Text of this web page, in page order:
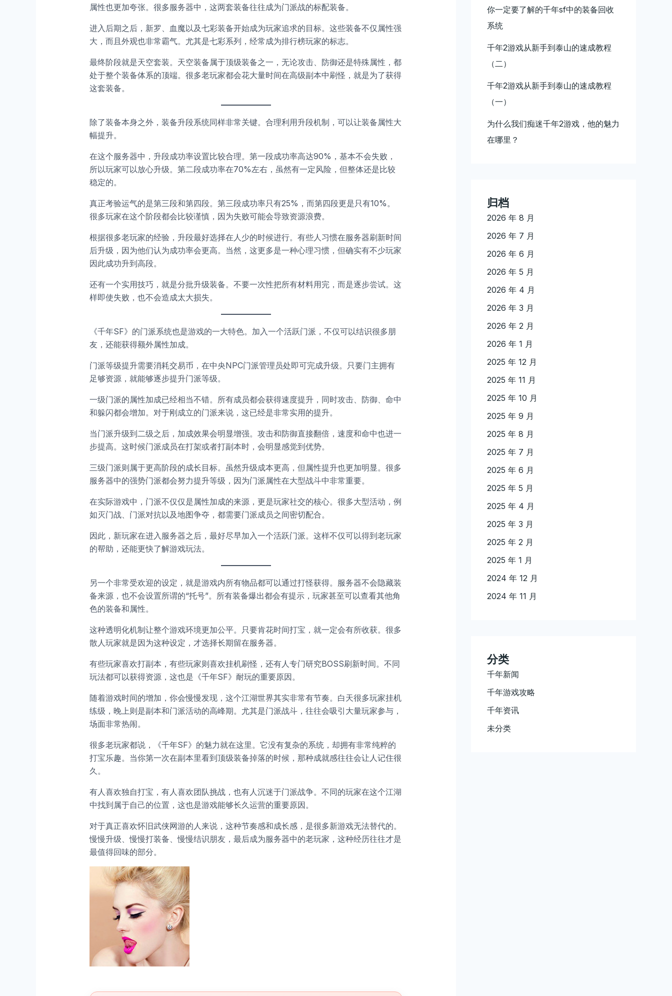
属性也更加夸张。很多服务器中，这两套装备往往成为门派战的标配装备。
进入后期之后，新罗、血魔以及七彩装备开始成为玩家追求的目标。这些装备不仅属性强
大，而且外观也非常霸气。尤其是七彩系列，经常成为排行榜玩家的标志。
最终阶段就是天空套装。天空装备属于顶级装备之一，无论攻击、防御还是特殊属性，都
处于整个装备体系的顶端。很多老玩家都会花大量时间在高级副本中刷怪，就是为了获得
这套装备。
除了装备本身之外，装备升段系统同样非常关键。合理利用升段机制，可以让装备属性大
幅提升。
在这个服务器中，升段成功率设置比较合理。第一段成功率高达90%，基本不会失败，
所以玩家可以放心升级。第二段成功率在70%左右，虽然有一定风险，但整体还是比较
稳定的。
真正考验运气的是第三段和第四段。第三段成功率只有25%，而第四段更是只有10%。
很多玩家在这个阶段都会比较谨慎，因为失败可能会导致资源浪费。
根据很多老玩家的经验，升段最好选择在人少的时候进行。有些人习惯在服务器刷新时间
后升级，因为他们认为成功率会更高。当然，这更多是一种心理习惯，但确实有不少玩家
因此成功升到高段。
还有一个实用技巧，就是分批升级装备。不要一次性把所有材料用完，而是逐步尝试。这
样即使失败，也不会造成太大损失。
《千年SF》的门派系统也是游戏的一大特色。加入一个活跃门派，不仅可以结识很多朋
友，还能获得额外属性加成。
门派等级提升需要消耗交易币，在中央NPC门派管理员处即可完成升级。只要门主拥有
足够资源，就能够逐步提升门派等级。
一级门派的属性加成已经相当不错。所有成员都会获得速度提升，同时攻击、防御、命中
和躲闪都会增加。对于刚成立的门派来说，这已经是非常实用的提升。
当门派升级到二级之后，加成效果会明显增强。攻击和防御直接翻倍，速度和命中也进一
步提高。这时候门派成员在打架或者打副本时，会明显感觉到优势。
三级门派则属于更高阶段的成长目标。虽然升级成本更高，但属性提升也更加明显。很多
服务器中的强势门派都会努力提升等级，因为门派属性在大型战斗中非常重要。
在实际游戏中，门派不仅仅是属性加成的来源，更是玩家社交的核心。很多大型活动，例
如灭门战、门派对抗以及地图争夺，都需要门派成员之间密切配合。
因此，新玩家在进入服务器之后，最好尽早加入一个活跃门派。这样不仅可以得到老玩家
的帮助，还能更快了解游戏玩法。
另一个非常受欢迎的设定，就是游戏内所有物品都可以通过打怪获得。服务器不会隐藏装
备来源，也不会设置所谓的“托号”。所有装备爆出都会有提示，玩家甚至可以查看其他角
色的装备和属性。
这种透明化机制让整个游戏环境更加公平。只要肯花时间打宝，就一定会有所收获。很多
散人玩家就是因为这种设定，才选择长期留在服务器。
有些玩家喜欢打副本，有些玩家则喜欢挂机刷怪，还有人专门研究BOSS刷新时间。不同
玩法都可以获得资源，这也是《千年SF》耐玩的重要原因。
随着游戏时间的增加，你会慢慢发现，这个江湖世界其实非常有节奏。白天很多玩家挂机
练级，晚上则是副本和门派活动的高峰期。尤其是门派战斗，往往会吸引大量玩家参与，
场面非常热闹。
很多老玩家都说，《千年SF》的魅力就在这里。它没有复杂的系统，却拥有非常纯粹的
打宝乐趣。当你第一次在副本里看到顶级装备掉落的时候，那种成就感往往会让人记住很
久。
有人喜欢独自打宝，有人喜欢团队挑战，也有人沉迷于门派战争。不同的玩家在这个江湖
中找到属于自己的位置，这也是游戏能够长久运营的重要原因。
对于真正喜欢怀旧武侠网游的人来说，这种节奏感和成长感，是很多新游戏无法替代的。
慢慢升级、慢慢打装备、慢慢结识朋友，最后成为服务器中的老玩家，这种经历往往才是
最值得回味的部分。
你一定要了解的千年sf中的装备回收
系统
千年2游戏从新手到泰山的速成教程
（二）
千年2游戏从新手到泰山的速成教程
（一）
为什么我们痴迷千年2游戏，他的魅力
在哪里？
归档
2026 年 8 月
2026 年 7 月
2026 年 6 月
2026 年 5 月
2026 年 4 月
2026 年 3 月
2026 年 2 月
2026 年 1 月
2025 年 12 月
2025 年 11 月
2025 年 10 月
2025 年 9 月
2025 年 8 月
2025 年 7 月
2025 年 6 月
2025 年 5 月
2025 年 4 月
2025 年 3 月
2025 年 2 月
2025 年 1 月
2024 年 12 月
2024 年 11 月
分类
千年新闻
千年游戏攻略
千年资讯
未分类